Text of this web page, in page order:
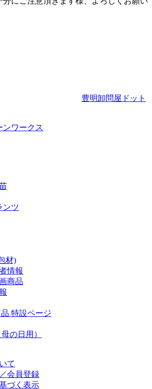
豊明卸問屋ドット
ンワークス
ンツ
材)
情報
商品
品 特設ページ
の日用）
て
会員登録
づく表示